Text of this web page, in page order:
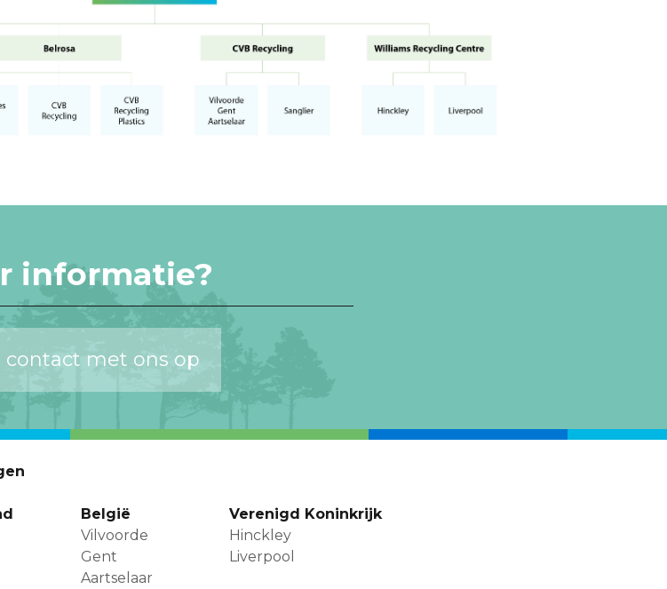
informatie?
contact met ons op
België
Vilvoorde
Gent
Aartselaar
Verenigd Koninkrijk
Hinckley
Liverpool